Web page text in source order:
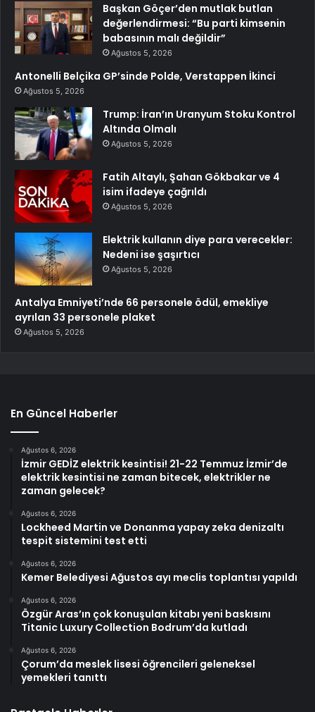
Başkan Göçer’den mutlak butlan
değerlendirmesi: “Bu parti kimsenin
babasının malı değildir”
Ağustos 5, 2026
Antonelli Belçika GP’sinde Polde, Verstappen İkinci
Ağustos 5, 2026
Trump: İran’ın Uranyum Stoku Kontrol
Altında Olmalı
Ağustos 5, 2026
Fatih Altaylı, Şahan Gökbakar ve 4
isim ifadeye çağrıldı
Ağustos 5, 2026
Elektrik kullanın diye para verecekler:
Nedeni ise şaşırtıcı
Ağustos 5, 2026
Antalya Emniyeti’nde 66 personele ödül, emekliye
ayrılan 33 personele plaket
Ağustos 5, 2026
En Güncel Haberler
Ağustos 6, 2026
İzmir GEDİZ elektrik kesintisi! 21-22 Temmuz İzmir’de
elektrik kesintisi ne zaman bitecek, elektrikler ne
zaman gelecek?
Ağustos 6, 2026
Lockheed Martin ve Donanma yapay zeka denizaltı
tespit sistemini test etti
Ağustos 6, 2026
Kemer Belediyesi Ağustos ayı meclis toplantısı yapıldı
Ağustos 6, 2026
Özgür Aras’ın çok konuşulan kitabı yeni baskısını
Titanic Luxury Collection Bodrum’da kutladı
Ağustos 6, 2026
Çorum’da meslek lisesi öğrencileri geleneksel
yemekleri tanıttı